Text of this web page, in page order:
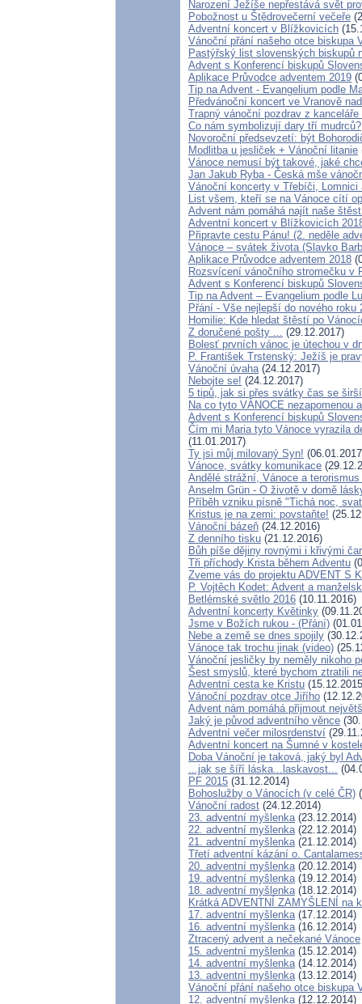
Narození Ježíše nepřestává svět
Pobožnost u Štědrovečerní večeře
Adventní koncert v Blížkovicích
Vánoční přání našeho otce biskupa
Pastýřský list slovenských biskupů
Advent s Konferencí biskupů
Aplikace Průvodce adventem 2019
Tip na Advent - Evangelium podle
Předvánoční koncert ve Vranově
Trapný vánoční pozdrav z kanceláře
Co nám symbolizují dary tří mudrců?
Novoroční předsevzetí: být
Modlitba u jesliček + Vánoční litanie
Vánoce nemusí být takové, jaké
Jan Jakub Ryba - Česká mše
Vánoční koncerty v Třebíči, Lomnici
List všem, kteří se na Vánoce cítí
Advent nám pomáhá najít naše
Adventní koncert v Blížkovicích
Připravte cestu Pánu! (2. neděle
Vánoce – svátek života (Slavko
Aplikace Průvodce adventem 2018
Rozsvícení vánočního stromečku v
Advent s Konferencí biskupů
Tip na Advent – Evangelium podle
Přání - Vše nejlepší do nového roku
Homilie: Kde hledat štěstí po
Z doručené pošty ... (29.12.2017)
Bolesť prvních vánoc je útechou v
P. František Trstenský: Ježíš je
Vánoční úvaha(24.12.2017)
Nebojte se! (24.12.2017)
5 tipů, jak si přes svátky čas se
Na co tyto VÁNOCE nezapomenou
Advent s Konferencí biskupů
Čím mi Maria tyto Vánoce vyrazila
(11.01.2017)
Ty jsi můj milovaný Syn!
Vánoce, svátky komunikace
Andělé strážní, Vánoce a terorismus
Anselm Grün - O životě v domě
Příběh vzniku písně "Tichá noc,
Kristus je na zemi: povstaňte!
Vánoční bázeň (24.12.2016)
Z denního tisku (21.12.2016)
Bůh píše dějiny rovnými i křivými
Tři příchody Krista během Adventu
Zveme vás do projektu ADVENT S
P. Vojtěch Kodet: Advent a
Betlémské světlo 2016 (10.11.2016)
Adventní koncerty Květinky
Jsme v Božích rukou - (Přání)
Nebe a země se dnes spojily
Vánoce tak trochu jinak (video)
Vánoční jesličky by neměly nikoho
Šest smyslů, které bychom ztratili
Adventní cesta ke Kristu
Vánoční pozdrav otce Jiřího
Advent nám pomáhá přijmout
Jaký je původ adventního věnce
Adventní večer milosrdenství
Adventní koncert na Šumné v
Doba Vánoční je taková, jaký byl
...jak se šíří láska...laskavost...
PF 2015 (31.12.2014)
Bohoslužby o Vánocích (v celé ČR)
Vánoční radost (24.12.2014)
23. adventní myšlenka(23.12.2014)
22. adventní myšlenka(22.12.2014)
21. adventní myšlenka(21.12.2014)
Třetí adventní kázání o.
20. adventní myšlenka(20.12.2014)
19. adventní myšlenka(19.12.2014)
18. adventní myšlenka(18.12.2014)
Krátká ADVENTNÍ ZAMYŠLENÍ na
17. adventní myšlenka(17.12.2014)
16. adventní myšlenka(16.12.2014)
Ztracený advent a nečekané Vánoce
15. adventní myšlenka(15.12.2014)
14. adventní myšlenka(14.12.2014)
13. adventní myšlenka(13.12.2014)
Vánoční přání našeho otce biskupa
12. adventní myšlenka(12.12.2014)